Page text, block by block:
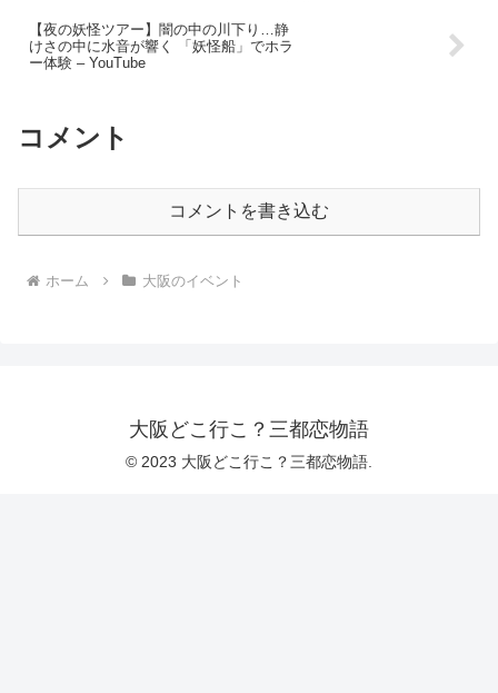
【夜の妖怪ツアー】闇の中の川下り…静
けさの中に水音が響く 「妖怪船」でホラ
ー体験 – YouTube
コメント
コメントを書き込む
ホーム 大阪のイベント
大阪どこ行こ？三都恋物語
© 2023 大阪どこ行こ？三都恋物語.